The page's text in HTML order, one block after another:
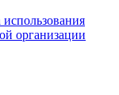
организации